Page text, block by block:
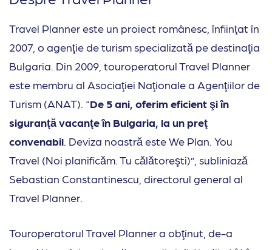
Travel Planner este un proiect românesc, înfiinţat în
2007, o agenţie de turism specializată pe destinaţia
Bulgaria. Din 2009, touroperatorul Travel Planner
este membru al Asociaţiei Naţionale a Agenţiilor de
Turism (ANAT). “De 5 ani, oferim eficient şi în
siguranţă vacanţe în Bulgaria, la un preţ
convenabil . Deviza noastră este We Plan. You
Travel (Noi planificăm. Tu călătoreşti)”, subliniază
Sebastian Constantinescu, directorul general al
Travel Planner.
Touroperatorul Travel Planner a obţinut, de-a